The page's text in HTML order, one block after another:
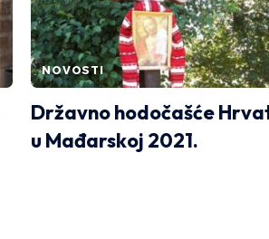
NOVOSTI
Državno hodočašće
u Mađarskoj 2021.